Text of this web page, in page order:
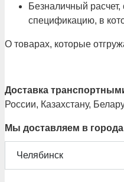
Безналичный
спецификацию, в
О товарах, которые
Доставка
России, Казахстану,
Мы доставляем в